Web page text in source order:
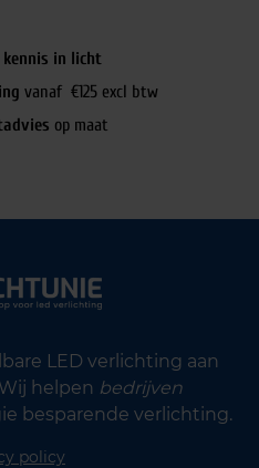
in licht
vanaf €125 excl btw
op maat
LED verlichting aan
helpen bedrijven
besparende verlichting.
policy